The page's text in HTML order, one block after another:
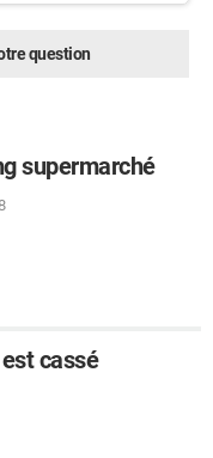
question
supermarché
cassé